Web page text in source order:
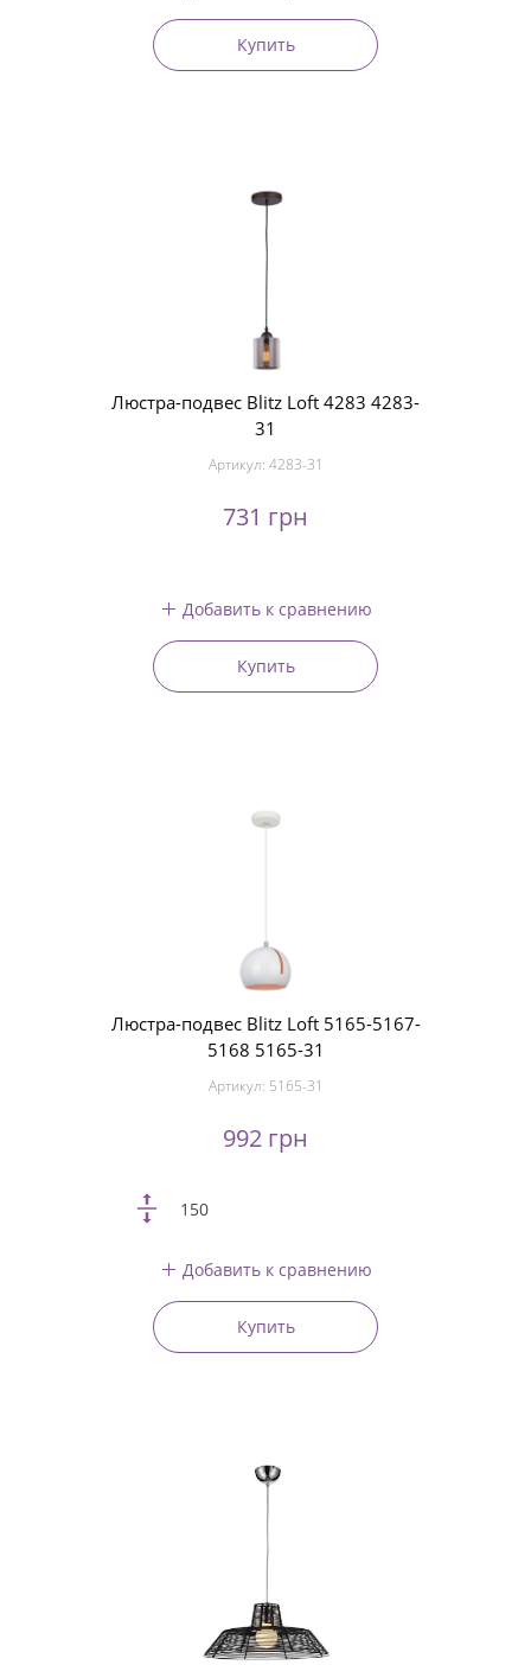
Купить
Люстра-подвес Blitz Loft 4283 4283-
31
Артикул: 4283-31
731 грн
Добавить к сравнению
Купить
Люстра-подвес Blitz Loft 5165-5167-
5168 5165-31
Артикул: 5165-31
992 грн
150
Добавить к сравнению
Купить